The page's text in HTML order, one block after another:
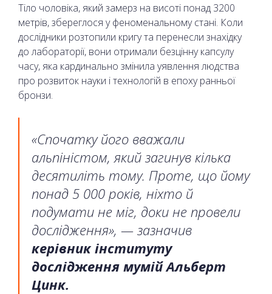
Тіло чоловіка, який замерз на висоті понад 3200
метрів, збереглося у феноменальному стані. Коли
дослідники розтопили кригу та перенесли знахідку
до лабораторії, вони отримали безцінну капсулу
часу, яка кардинально змінила уявлення людства
про розвиток науки і технологій в епоху ранньої
бронзи.
«Спочатку його вважали
альпіністом, який загинув кілька
десятиліть тому. Проте, що йому
понад 5 000 років, ніхто й
подумати не міг, доки не провели
дослідження», — зазначив
керівник інституту
дослідження мумій Альберт
Цинк.